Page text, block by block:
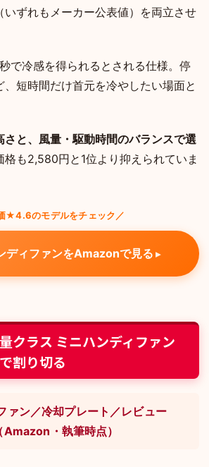
いずれもメーカー公表値）を両立させ
で冷感を得られるとされる仕様。停
、短時間だけ首元を冷やしたい場面と
さと、風量・駆動時間のバランスで選
格も2,580円と1位より抑えられていま
★4.6のモデルをチェック／
ディファンをAmazonで見る
クラス ミニハンディファン
割り切る
ァン／冷却プレート／レビュー
・執筆時点）